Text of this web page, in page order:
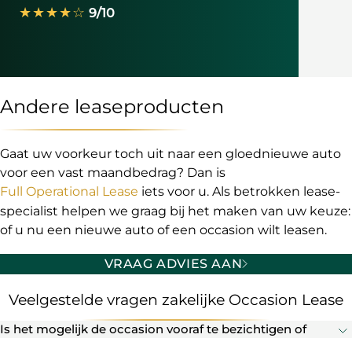
★★★★☆ 9/10
Andere leaseproducten
Gaat uw voorkeur toch uit naar een gloednieuwe auto
voor een vast maandbedrag? Dan is
Full Operational Lease iets voor u. Als betrokken lease-
specialist helpen we graag bij het maken van uw keuze:
of u nu een nieuwe auto of een occasion wilt leasen.
VRAAG ADVIES AAN
Veelgestelde vragen zakelijke Occasion Lease
Is het mogelijk de occasion vooraf te bezichtigen of